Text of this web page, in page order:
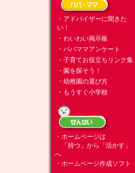
・アドバイザーに聞きた
い！
・わいわい掲示板
・パパママアンケート
・子育てお役立ちリンク集
・園を探そう！
・幼稚園の選び方
・もうすぐ小学校
・ホームページは
「持つ」から「活かす」
へ
・ホームページ作成ソフト